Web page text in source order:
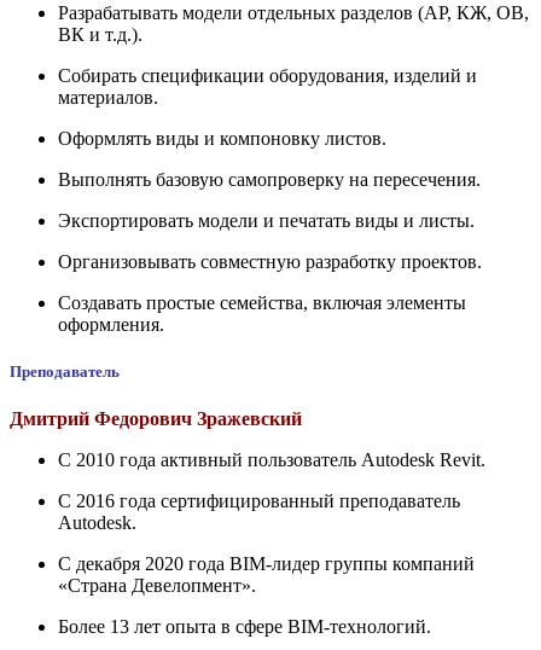
Разрабатывать модели отдельных разделов (АР, КЖ, ОВ,
ВК и т.д.).
Собирать спецификации оборудования, изделий и
материалов.
Оформлять виды и компоновку листов.
Выполнять базовую самопроверку на пересечения.
Экспортировать модели и печатать виды и листы.
Организовывать совместную разработку проектов.
Создавать простые семейства, включая элементы
оформления.
Преподаватель
Дмитрий Федорович Зражевский
С 2010 года активный пользователь Autodesk Revit.
С 2016 года сертифицированный преподаватель
Autodesk.
С декабря 2020 года BIM-лидер группы компаний
«Страна Девелопмент».
Более 13 лет опыта в сфере BIM-технологий.